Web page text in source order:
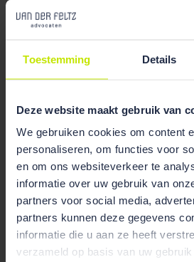
Toestemming Details
Deze website maakt gebruik van
We gebruiken cookies om content
personaliseren, om functies voor
en om ons websiteverkeer te
informatie over uw gebruik van
partners voor social media,
partners kunnen deze gegevens
informatie die u aan ze heeft
verzameld op basis van uw
Nieuws01 Sep 2025